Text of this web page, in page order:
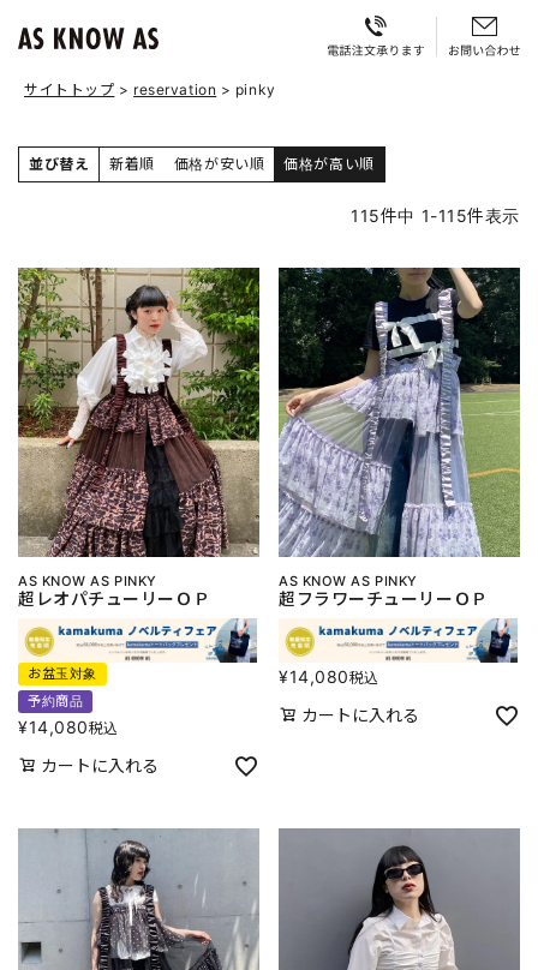
サイトトップ reservation pinky
並び替え 新着順 価格が安い順 価格が高い順
115件中 1-115件表示
AS KNOW AS PINKY
超レオパチューリーＯＰ
お盆玉対象
予約商品
¥14,080税込
カートに入れる
AS KNOW AS PINKY
超フラワーチューリーＯＰ
¥14,080税込
カートに入れる